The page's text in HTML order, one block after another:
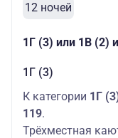
12 ночей
1Г (3) или 1В (2)
1Г (3)
К категории 1Г
119.
Трёхместная